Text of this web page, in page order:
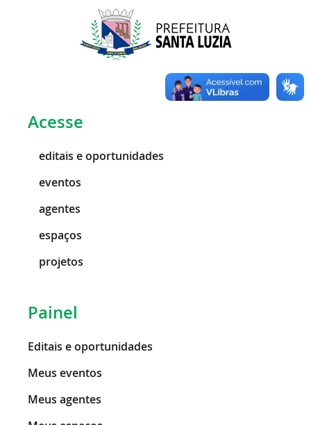
Acesse
editais e oportunidades
eventos
agentes
espaços
projetos
Painel
Editais e oportunidades
Meus eventos
Meus agentes